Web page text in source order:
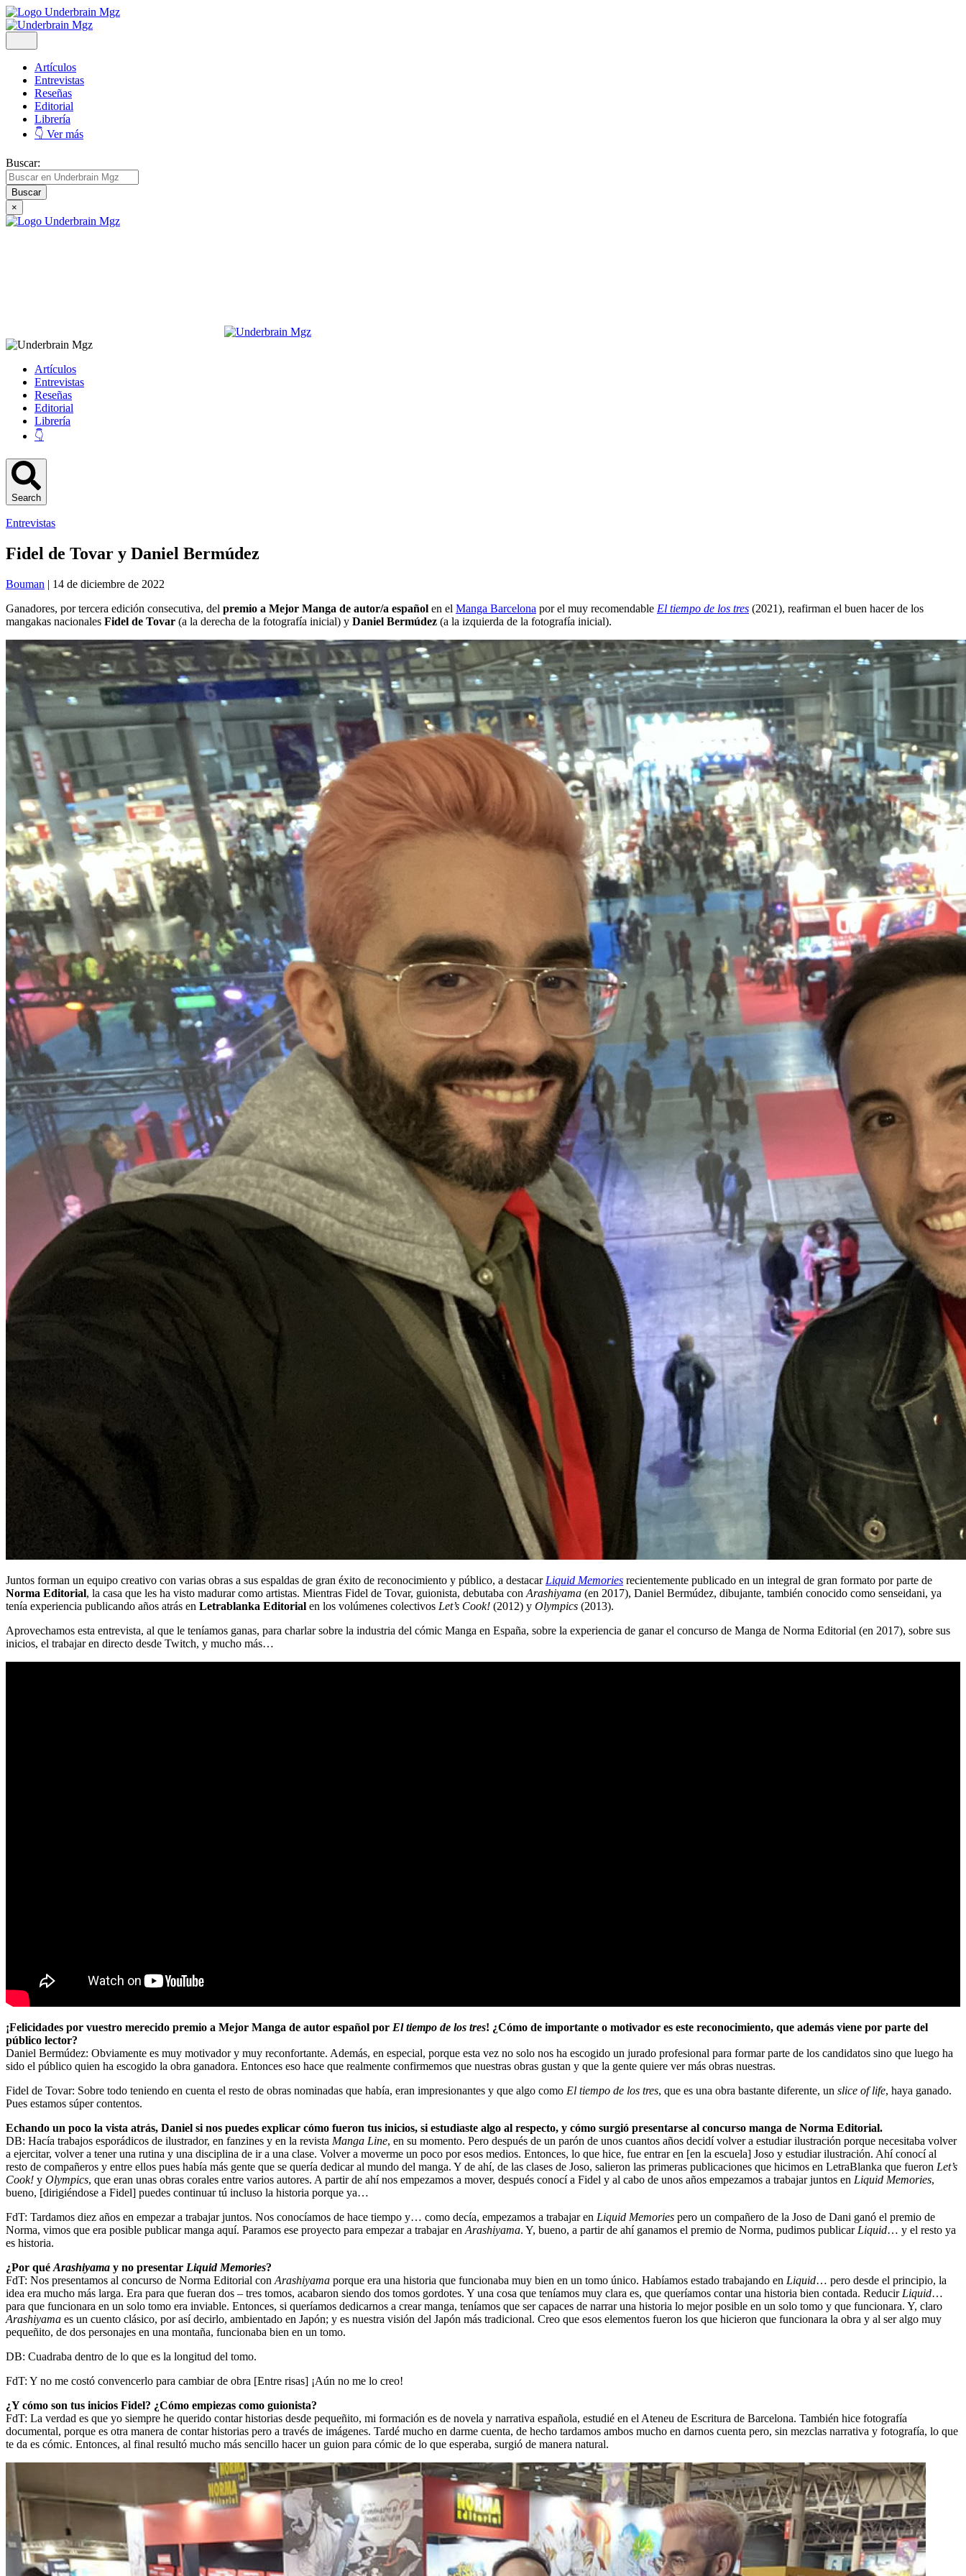
Artículos
Entrevistas
Reseñas
Editorial
Librería
👇 Ver más
Buscar:
×
Artículos
Entrevistas
Reseñas
Editorial
Librería
👇
Search
Entrevistas
Fidel de Tovar y Daniel Bermúdez
Bouman | 14 de diciembre de 2022
Ganadores, por tercera edición consecutiva, del premio a Mejor Manga de autor/a español en el Manga Barcelona por el muy recomendable El tiempo de los tres (2021), reafirman el buen hacer de los
mangakas nacionales Fidel de Tovar (a la derecha de la fotografía inicial) y Daniel Bermúdez (a la izquierda de la fotografía inicial).
Juntos forman un equipo creativo con varias obras a sus espaldas de gran éxito de reconocimiento y público, a destacar Liquid Memories recientemente publicado en un integral de gran formato por parte de
Norma Editorial, la casa que les ha visto madurar como artistas. Mientras Fidel de Tovar, guionista, debutaba con Arashiyama (en 2017), Daniel Bermúdez, dibujante, también conocido como senseidani, ya
tenía experiencia publicando años atrás en Letrablanka Editorial en los volúmenes colectivos Let’s Cook! (2012) y Olympics (2013).
Aprovechamos esta entrevista, al que le teníamos ganas, para charlar sobre la industria del cómic Manga en España, sobre la experiencia de ganar el concurso de Manga de Norma Editorial (en 2017), sobre sus
inicios, el trabajar en directo desde Twitch, y mucho más…
¡Felicidades por vuestro merecido premio a Mejor Manga de autor español por El tiempo de los tres! ¿Cómo de importante o motivador es este reconocimiento, que además viene por parte del
público lector?
Daniel Bermúdez: Obviamente es muy motivador y muy reconfortante. Además, en especial, porque esta vez no solo nos ha escogido un jurado profesional para formar parte de los candidatos sino que luego ha
sido el público quien ha escogido la obra ganadora. Entonces eso hace que realmente confirmemos que nuestras obras gustan y que la gente quiere ver más obras nuestras.
Fidel de Tovar: Sobre todo teniendo en cuenta el resto de obras nominadas que había, eran impresionantes y que algo como El tiempo de los tres, que es una obra bastante diferente, un slice of life, haya ganado.
Pues estamos súper contentos.
Echando un poco la vista atrás, Daniel si nos puedes explicar cómo fueron tus inicios, si estudiaste algo al respecto, y cómo surgió presentarse al concurso manga de Norma Editorial.
DB: Hacía trabajos esporádicos de ilustrador, en fanzines y en la revista Manga Line, en su momento. Pero después de un parón de unos cuantos años decidí volver a estudiar ilustración porque necesitaba volver
a ejercitar, volver a tener una rutina y una disciplina de ir a una clase. Volver a moverme un poco por esos medios. Entonces, lo que hice, fue entrar en [en la escuela] Joso y estudiar ilustración. Ahí conocí al
resto de compañeros y entre ellos pues había más gente que se quería dedicar al mundo del manga. Y de ahí, de las clases de Joso, salieron las primeras publicaciones que hicimos en LetraBlanka que fueron Let’s
Cook! y Olympics, que eran unas obras corales entre varios autores. A partir de ahí nos empezamos a mover, después conocí a Fidel y al cabo de unos años empezamos a trabajar juntos en Liquid Memories,
bueno, [dirigiéndose a Fidel] puedes continuar tú incluso la historia porque ya…
FdT: Tardamos diez años en empezar a trabajar juntos. Nos conocíamos de hace tiempo y… como decía, empezamos a trabajar en Liquid Memories pero un compañero de la Joso de Dani ganó el premio de
Norma, vimos que era posible publicar manga aquí. Paramos ese proyecto para empezar a trabajar en Arashiyama. Y, bueno, a partir de ahí ganamos el premio de Norma, pudimos publicar Liquid… y el resto ya
es historia.
¿Por qué Arashiyama y no presentar Liquid Memories?
FdT: Nos presentamos al concurso de Norma Editorial con Arashiyama porque era una historia que funcionaba muy bien en un tomo único. Habíamos estado trabajando en Liquid… pero desde el principio, la
idea era mucho más larga. Era para que fueran dos – tres tomos, acabaron siendo dos tomos gordotes. Y una cosa que teníamos muy clara es, que queríamos contar una historia bien contada. Reducir Liquid…
para que funcionara en un solo tomo era inviable. Entonces, si queríamos dedicarnos a crear manga, teníamos que ser capaces de narrar una historia lo mejor posible en un solo tomo y que funcionara. Y, claro
Arashiyama es un cuento clásico, por así decirlo, ambientado en Japón; y es nuestra visión del Japón más tradicional. Creo que esos elementos fueron los que hicieron que funcionara la obra y al ser algo muy
pequeñito, de dos personajes en una montaña, funcionaba bien en un tomo.
DB: Cuadraba dentro de lo que es la longitud del tomo.
FdT: Y no me costó convencerlo para cambiar de obra [Entre risas] ¡Aún no me lo creo!
¿Y cómo son tus inicios Fidel? ¿Cómo empiezas como guionista?
FdT: La verdad es que yo siempre he querido contar historias desde pequeñito, mi formación es de novela y narrativa española, estudié en el Ateneu de Escritura de Barcelona. También hice fotografía
documental, porque es otra manera de contar historias pero a través de imágenes. Tardé mucho en darme cuenta, de hecho tardamos ambos mucho en darnos cuenta pero, sin mezclas narrativa y fotografía, lo que
te da es cómic. Entonces, al final resultó mucho más sencillo hacer un guion para cómic de lo que esperaba, surgió de manera natural.